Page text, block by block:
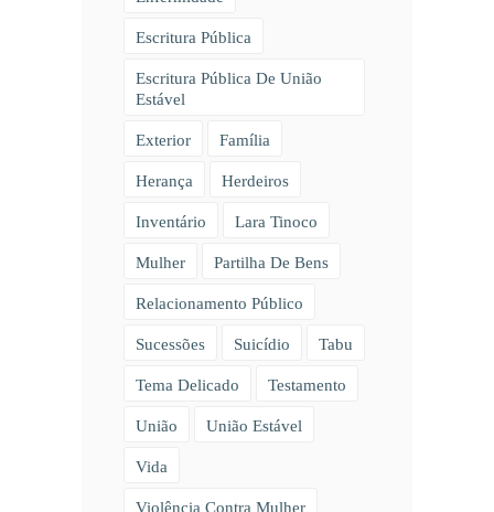
Escritura Pública
Escritura Pública De União
Estável
Exterior Família
Herança Herdeiros
Inventário Lara Tinoco
Mulher Partilha De Bens
Relacionamento Público
Sucessões Suicídio Tabu
Tema Delicado Testamento
União União Estável
Vida
Violência Contra Mulher